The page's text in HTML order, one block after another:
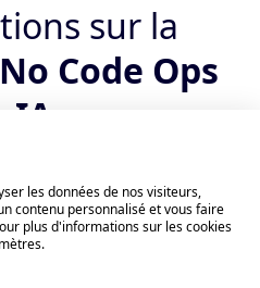
sur la
Code Ops
IA
?
suite au
& IA ?
les données de nos visiteurs,
contenu personnalisé et vous faire
plus d'informations sur les cookies